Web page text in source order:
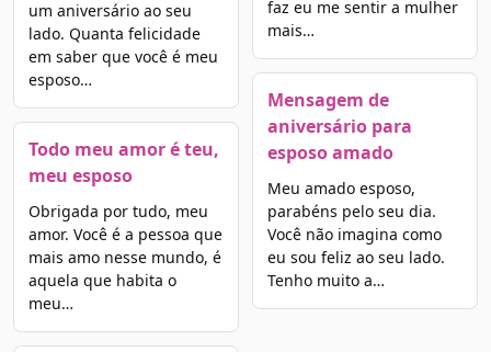
um aniversário ao seu
lado. Quanta felicidade
em saber que você é meu
esposo…
Todo meu amor é teu,
meu esposo
Obrigada por tudo, meu
amor. Você é a pessoa que
mais amo nesse mundo, é
aquela que habita o
meu…
faz eu me sentir a mulher
mais…
Mensagem de
aniversário para
esposo amado
Meu amado esposo,
parabéns pelo seu dia.
Você não imagina como
eu sou feliz ao seu lado.
Tenho muito a…